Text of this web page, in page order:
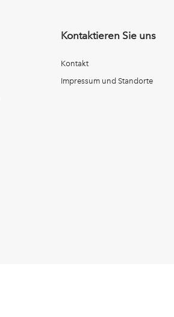
Kontaktieren Sie uns
Kontakt
Impressum und Standorte